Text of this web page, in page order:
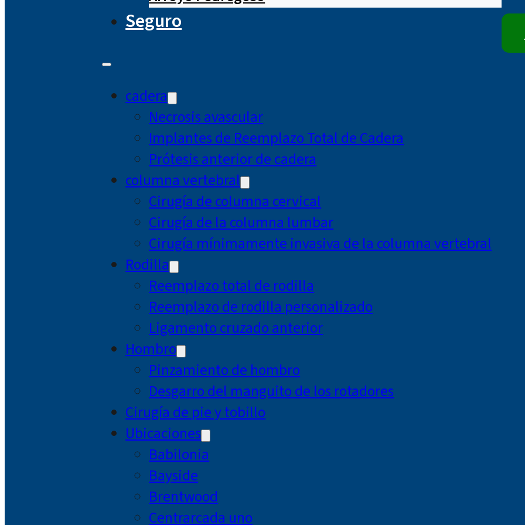
Seguro
cadera
Necrosis avascular
Implantes de Reemplazo Total de Cadera
Prótesis anterior de cadera
columna vertebral
Cirugía de columna cervical
Cirugía de la columna lumbar
Cirugía mínimamente invasiva de la columna vertebral
Rodilla
Reemplazo total de rodilla
Reemplazo de rodilla personalizado
Ligamento cruzado anterior
Hombro
Pinzamiento de hombro
Desgarro del manguito de los rotadores
Cirugía de pie y tobillo
Ubicaciones
Babilonia
Bayside
Brentwood
Centrarcada uno